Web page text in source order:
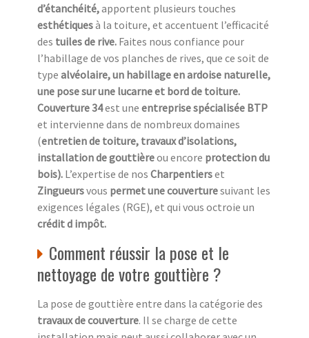
d’étanchéité,apportent plusieurs touches
esthétiquesà la toiture, et accentuent l’efficacité
des tuiles de rive. Faites nous confiance pour
l’habillage de vos planches de rives, que ce soit de
type alvéolaire, un habillage en ardoise naturelle,
une pose sur une lucarne et bord de toiture.
Couverture 34est une entreprise spécialisée BTP
et intervienne dans de nombreux domaines
(entretien de toiture, travaux d’isolations,
installation de gouttièreou encore protection du
bois). L’expertise de nos Charpentierset
Zingueursvous permet une couverturesuivant les
exigences légales (RGE), et qui vous octroie un
crédit d impôt.
Comment réussir la pose et le
nettoyage de votre gouttière ?
La pose de gouttière entre dans la catégorie des
travaux de couverture. Il se charge de cette